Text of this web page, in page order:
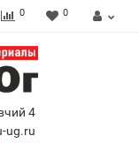
0 0
4
ug.ru